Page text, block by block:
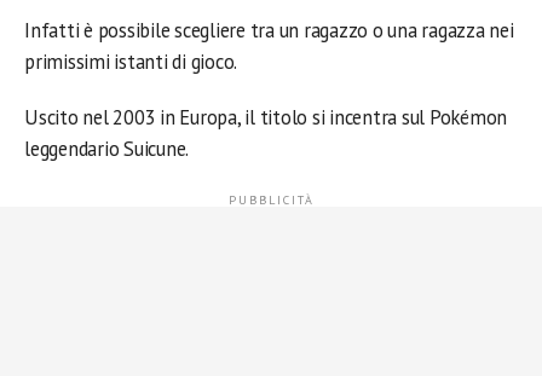
Infatti è possibile scegliere tra un ragazzo o una ragazza nei
primissimi istanti di gioco.
Uscito nel 2003 in Europa, il titolo si incentra sul Pokémon
leggendario Suicune.